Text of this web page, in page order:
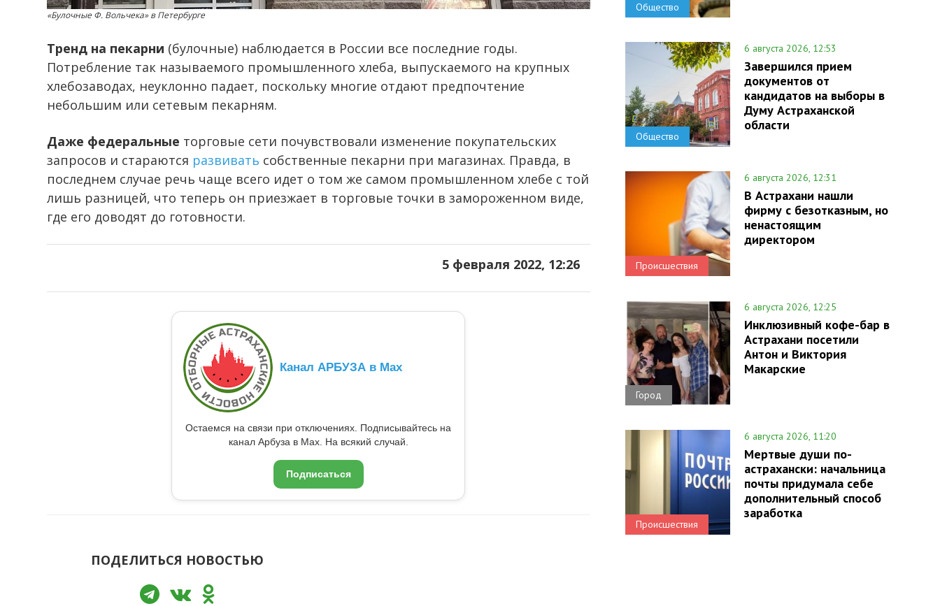
«Булочные Ф. Вольчека» в Петербурге
Тренд на пекарни (булочные) наблюдается в России все последние годы.
Потребление так называемого промышленного хлеба, выпускаемого на крупных
хлебозаводах, неуклонно падает, поскольку многие отдают предпочтение
небольшим или сетевым пекарням.
Даже федеральные торговые сети почувствовали изменение покупательских
запросов и стараются развивать собственные пекарни при магазинах. Правда, в
последнем случае речь чаще всего идет о том же самом промышленном хлебе с той
лишь разницей, что теперь он приезжает в торговые точки в замороженном виде,
где его доводят до готовности.
5 февраля 2022, 12:26
Канал АРБУЗА в Max
Остаемся на связи при отключениях. Подписывайтесь на
канал Арбуза в Max. На всякий случай.
Подписаться
ПОДЕЛИТЬСЯ НОВОСТЬЮ
Общество
Общество
6 августа 2026, 12:53
Завершился прием
документов от
кандидатов на выборы в
Думу Астраханской
области
Происшествия
6 августа 2026, 12:31
В Астрахани нашли
фирму с безотказным, но
ненастоящим
директором
Город
6 августа 2026, 12:25
Инклюзивный кофе-бар в
Астрахани посетили
Антон и Виктория
Макарские
Происшествия
6 августа 2026, 11:20
Мертвые души по-
астрахански: начальница
почты придумала себе
дополнительный способ
заработка